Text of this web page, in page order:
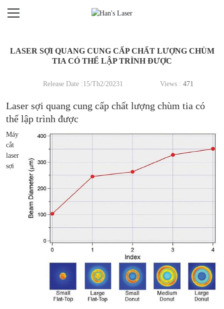
LASER SỢI QUANG CUNG CẤP CHẤT LƯỢNG CHÙM
TIA CÓ THỂ LẬP TRÌNH ĐƯỢC
Release Date :15/Th2/20231 Views : 471
Laser sợi quang cung cấp chất lượng chùm tia có
thể lập trình được
Máy
cắt
laser
sợi